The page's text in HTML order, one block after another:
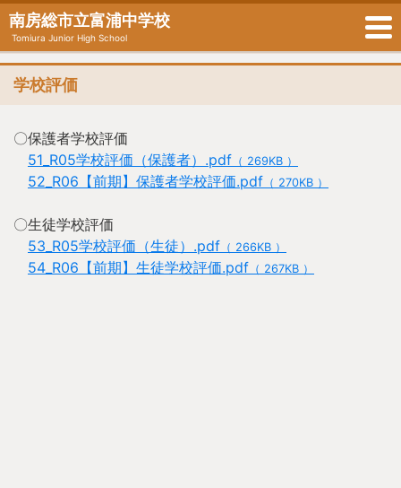
南房総市立富浦中学校
Tomiura Junior High School
学校評価
〇保護者学校評価
51_R05学校評価（保護者）.pdf （ 269KB ）
52_R06【前期】保護者学校評価.pdf （ 270KB ）
〇生徒学校評価
53_R05学校評価（生徒）.pdf （ 266KB ）
54_R06【前期】生徒学校評価.pdf （ 267KB ）